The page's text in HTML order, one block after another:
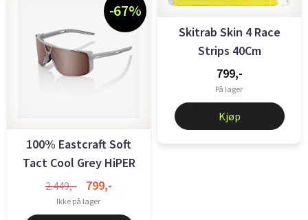
-67%
100% Eastcraft Soft
Tact Cool Grey HiPER
Crimson ...
2.449,- 799,-
Ikke på lager
Skitrab Skin 4 Race
Strips 40Cm
799,-
På lager
Kjøp